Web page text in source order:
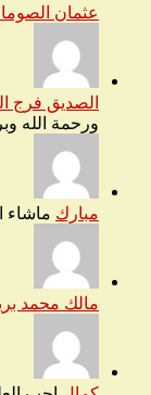
عثمان
الصديق فرج
ورحمة الله
مبارك ماشاء
مالك محمد